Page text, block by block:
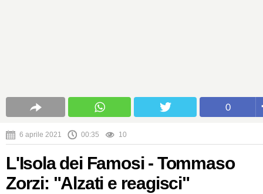
0
6 aprile 2021 00:35 10
L'Isola dei Famosi - Tommaso
Zorzi: "Alzati e reagisci"